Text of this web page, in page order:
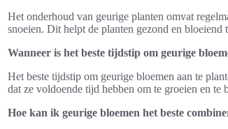
Het onderhoud van geurige planten omvat
snoeien. Dit helpt de planten gezond en bloeiend
Wanneer is het beste tijdstip om geurige
Het beste tijdstip om geurige bloemen aan te
dat ze voldoende tijd hebben om te groeien en te
Hoe kan ik geurige bloemen het beste